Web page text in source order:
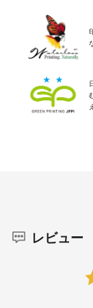
レビュー